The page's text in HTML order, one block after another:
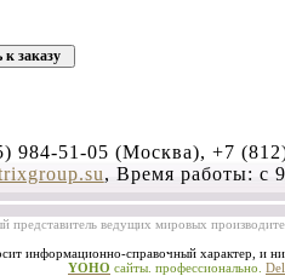
984-51-05 (Москва), +7
, Время работы: с
ведущих мировых
информационно-справочный характер, и
YOHO сайты. профессионально.